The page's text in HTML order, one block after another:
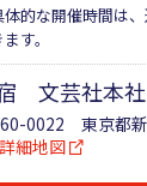
的な開催時間は
す。
文芸社本社
0022 東京都
詳細地図